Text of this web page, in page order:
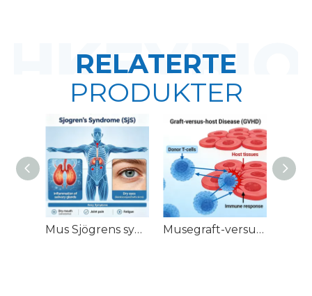
RELATERTE
PRODUKTER
Mus Sjögrens syndrom (SjS)-modeller Musegraft-versus-vertssykdom (GVHD)-modeller